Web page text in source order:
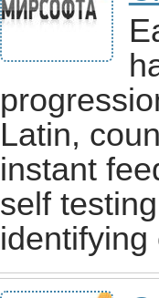
Latin,
instant
self
identifying